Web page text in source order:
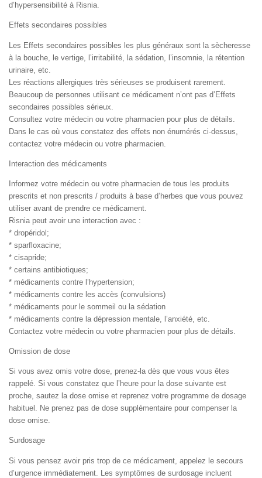
d’hypersensibilité à Risnia.
Effets secondaires possibles
Les Effets secondaires possibles les plus généraux sont la sècheresse
à la bouche, le vertige, l’irritabilité, la sédation, l’insomnie, la rétention
urinaire, etc.
Les réactions allergiques très sérieuses se produisent rarement.
Beaucoup de personnes utilisant ce médicament n’ont pas d’Effets
secondaires possibles sérieux.
Consultez votre médecin ou votre pharmacien pour plus de détails.
Dans le cas où vous constatez des effets non énumérés ci-dessus,
contactez votre médecin ou votre pharmacien.
Interaction des médicaments
Informez votre médecin ou votre pharmacien de tous les produits
prescrits et non prescrits / produits à base d’herbes que vous pouvez
utiliser avant de prendre ce médicament.
Risnia peut avoir une interaction avec :
* dropéridol;
* sparfloxacine;
* cisapride;
* certains antibiotiques;
* médicaments contre l’hypertension;
* médicaments contre les accès (convulsions)
* médicaments pour le sommeil ou la sédation
* médicaments contre la dépression mentale, l’anxiété, etc.
Contactez votre médecin ou votre pharmacien pour plus de détails.
Omission de dose
Si vous avez omis votre dose, prenez-la dès que vous vous êtes
rappelé. Si vous constatez que l’heure pour la dose suivante est
proche, sautez la dose omise et reprenez votre programme de dosage
habituel. Ne prenez pas de dose supplémentaire pour compenser la
dose omise.
Surdosage
Si vous pensez avoir pris trop de ce médicament, appelez le secours
d’urgence immédiatement. Les symptômes de surdosage incluent